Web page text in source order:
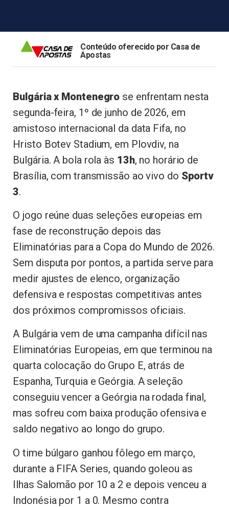
Conteúdo oferecido por Casa de
Apostas
Bulgária x Montenegro se enfrentam nesta
segunda-feira, 1º de junho de 2026, em
amistoso internacional da data Fifa, no
Hristo Botev Stadium, em Plovdiv, na
Bulgária. A bola rola às 13h, no horário de
Brasília, com transmissão ao vivo do Sportv
3.
O jogo reúne duas seleções europeias em
fase de reconstrução depois das
Eliminatórias para a Copa do Mundo de 2026.
Sem disputa por pontos, a partida serve para
medir ajustes de elenco, organização
defensiva e respostas competitivas antes
dos próximos compromissos oficiais.
A Bulgária vem de uma campanha difícil nas
Eliminatórias Europeias, em que terminou na
quarta colocação do Grupo E, atrás de
Espanha, Turquia e Geórgia. A seleção
conseguiu vencer a Geórgia na rodada final,
mas sofreu com baixa produção ofensiva e
saldo negativo ao longo do grupo.
O time búlgaro ganhou fôlego em março,
durante a FIFA Series, quando goleou as
Ilhas Salomão por 10 a 2 e depois venceu a
Indonésia por 1 a 0. Mesmo contra